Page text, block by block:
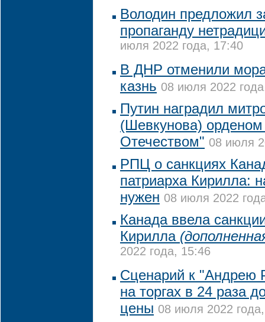
Володин предложил
пропаганду
июля 2022 года, 17:40
В ДНР отменили
казнь 08 июля 2022
Путин наградил
(Шевкунова) орденом
Отечеством" 08 июля
РПЦ о санкциях
патриарха Кирилла:
нужен 08 июля 2022
Канада ввела
Кирилла
2022 года, 15:46
Сценарий к "Андрею
на торгах в 24 раза
цены 08 июля 2022